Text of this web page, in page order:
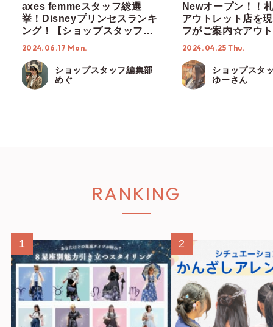
axes femmeスタッフ総選
挙！Disneyプリンセスランキ
ング！【ショップスタッフ編
集部】
2024.06.17 Mon.
ショップスタッフ編集部
めぐ
Newオープン！！
アウトレット店を
フがご案内☆アウ
定アイテムも入荷
2024.04.25 Thu.
ショップスタ
ゆーさん
RANKING
1 2